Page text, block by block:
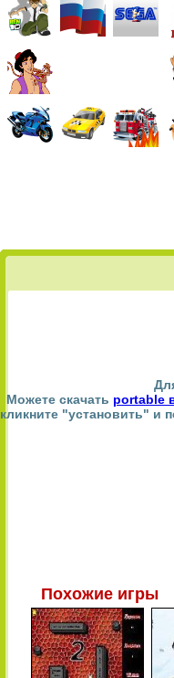
Можете скачать portable
кликните "установить" и
Похожие игры